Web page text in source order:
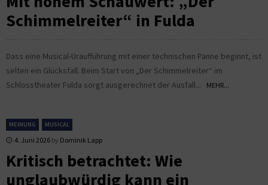
Schimmelreiter“ in Fulda
Dass eine Musical-Uraufführung mit einer technischen Panne beginnt, ist
selten ein Glücksfall. Beim Start von „Der Schimmelreiter“ im
Schlosstheater Fulda sorgt ausgerechnet der Ausfall...
MEHR...
MEINUNG MUSICAL
4. Juni 2026 by Dominik Lapp
Kritisch betrachtet: Wie
unglaubwürdig kann ein